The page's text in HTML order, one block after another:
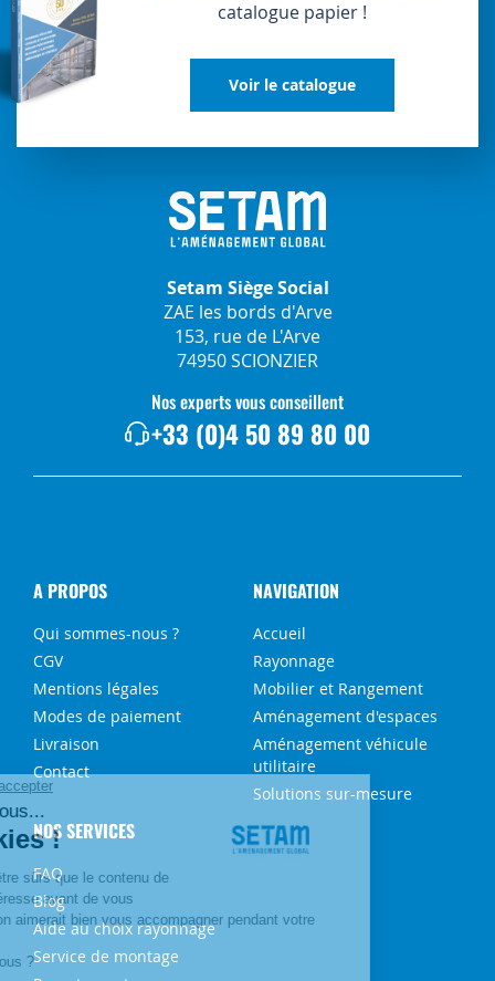
catalogue papier !
Voir le catalogue
Setam Siège Social
ZAE les bords d'Arve
153, rue de L'Arve
74950 SCIONZIER
Nos experts vous conseillent
+33 (0)4 50 89 80 00
A PROPOS
Qui sommes-nous ?
CGV
Mentions légales
Modes de paiement
Livraison
Contact
NAVIGATION
Accueil
Rayonnage
Mobilier et Rangement
Aménagement d'espaces
Aménagement véhicule
utilitaire
Solutions sur-mesure
NOS SERVICES
FAQ
Blog
Aide au choix rayonnage
Service de montage